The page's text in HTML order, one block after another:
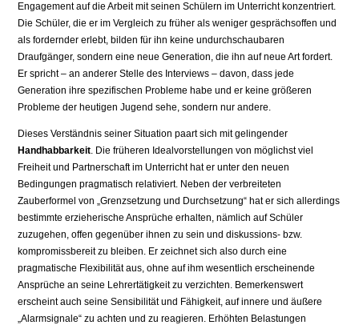
Engagement auf die Arbeit mit seinen Schülern im Unterricht konzentriert.
Die Schüler, die er im Vergleich zu früher als weniger gesprächsoffen und
als fordernder erlebt, bilden für ihn keine undurchschaubaren
Draufgänger, sondern eine neue Generation, die ihn auf neue Art fordert.
Er spricht – an anderer Stelle des Interviews – davon, dass jede
Generation ihre spezifischen Probleme habe und er keine größeren
Probleme der heutigen Jugend sehe, sondern nur andere.
Dieses Verständnis seiner Situation paart sich mit gelingender
Handhabbarkeit. Die früheren Idealvorstellungen von möglichst viel
Freiheit und Partnerschaft im Unterricht hat er unter den neuen
Bedingungen pragmatisch relativiert. Neben der verbreiteten
Zauberformel von „Grenzsetzung und Durchsetzung“ hat er sich allerdings
bestimmte erzieherische Ansprüche erhalten, nämlich auf Schüler
zuzugehen, offen gegenüber ihnen zu sein und diskussions- bzw.
kompromissbereit zu bleiben. Er zeichnet sich also durch eine
pragmatische Flexibilität aus, ohne auf ihm wesentlich erscheinende
Ansprüche an seine Lehrertätigkeit zu verzichten. Bemerkenswert
erscheint auch seine Sensibilität und Fähigkeit, auf innere und äußere
„Alarmsignale“ zu achten und zu reagieren. Erhöhten Belastungen